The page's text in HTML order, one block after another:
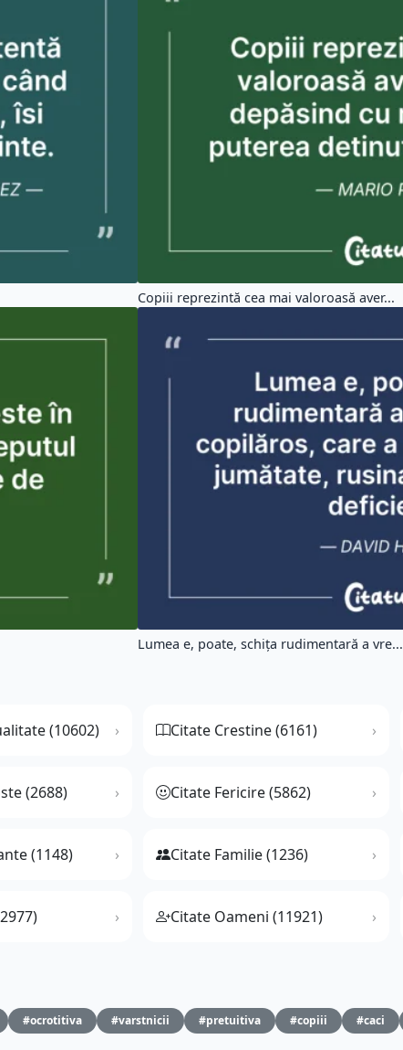
Copiii reprezintă cea mai valoroasă aver...
Lumea e, poate, schița rudimentară a vre...
(10602) Citate Crestine (6161)
(2688) Citate Fericire (5862)
(1148) Citate Familie (1236)
Citate Oameni (11921)
#ocrotitiva #varstnicii #pretuitiva #copiii #caci